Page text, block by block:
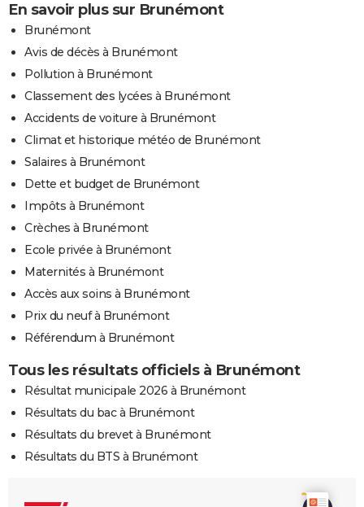
En savoir plus sur Brunémont
Brunémont
Avis de décès à Brunémont
Pollution à Brunémont
Classement des lycées à Brunémont
Accidents de voiture à Brunémont
Climat et historique météo de Brunémont
Salaires à Brunémont
Dette et budget de Brunémont
Impôts à Brunémont
Crèches à Brunémont
Ecole privée à Brunémont
Maternités à Brunémont
Accès aux soins à Brunémont
Prix du neuf à Brunémont
Référendum à Brunémont
Tous les résultats officiels à Brunémont
Résultat municipale 2026 à Brunémont
Résultats du bac à Brunémont
Résultats du brevet à Brunémont
Résultats du BTS à Brunémont